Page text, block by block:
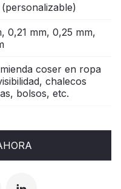
(personalizable)
0,21 mm, 0,25 mm,
coser en ropa
chalecos
bolsos, etc.